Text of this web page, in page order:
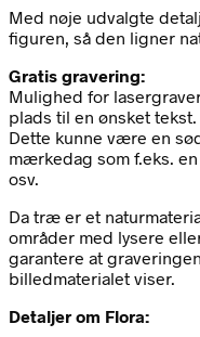
Med nøje udvalgte
figuren, så den ligner
Gratis gravering:
Mulighed for
plads til en ønsket tekst.
Dette kunne være en
mærkedag som f.eks.
osv.
Da træ er et
områder med lysere
garantere at
billedmaterialet viser.
Detaljer om Flora: